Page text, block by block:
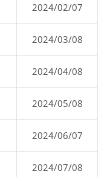
2024/02/07
2024/03/08
2024/04/08
2024/05/08
2024/06/07
2024/07/08